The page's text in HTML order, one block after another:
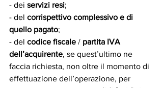
- dei servizi resi;
- del corrispettivo complessivo e di
quello pagato;
- del codice fiscale / partita IVA
dell’acquirente, se quest’ultimo ne
faccia richiesta, non oltre il momento di
effettuazione dell’operazione, per